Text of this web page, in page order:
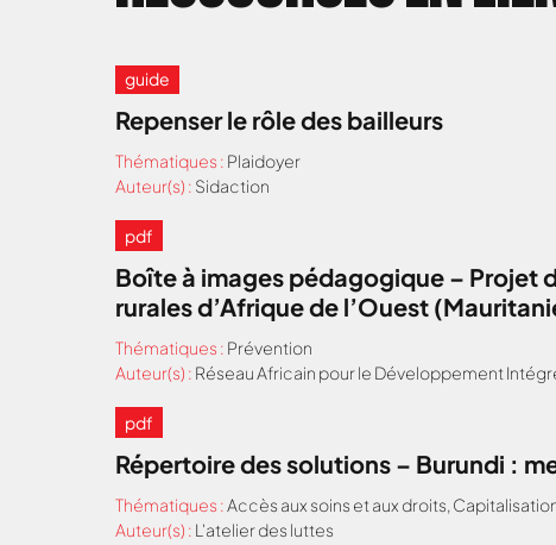
guide
Repenser le rôle des bailleurs
Thématiques : Plaidoyer
Auteur(s) : Sidaction
pdf
Boîte à images pédagogique – Projet
rurales d’Afrique de l’Ouest
Thématiques : Prévention
Auteur(s) : Réseau Africain pour le Développement
pdf
Répertoire des solutions – Burundi :
Thématiques :Accès aux soins et aux droits,
Auteur(s) : L'atelier des luttes